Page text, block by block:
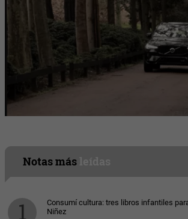
Notas más
Consumí cultura: tres libros infantiles
Niñez